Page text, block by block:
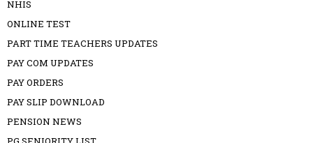
NHIS
ONLINE TEST
PART TIME TEACHERS UPDATES
PAY COM UPDATES
PAY ORDERS
PAY SLIP DOWNLOAD
PENSION NEWS